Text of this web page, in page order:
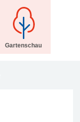
Gartenschau